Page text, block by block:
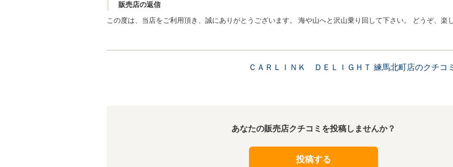
販売店の返信
この度は、当店をご利用頂き、誠にありがとうございます。 海や山へと沢山乗り回して下さい。 どうぞ、楽しいカーライフをお楽
ＣＡＲＬＩＮＫ ＤＥＬＩＧＨＴ 練馬北町店のクチコ
あなたの販売店クチコミを投稿しませんか？
投稿する